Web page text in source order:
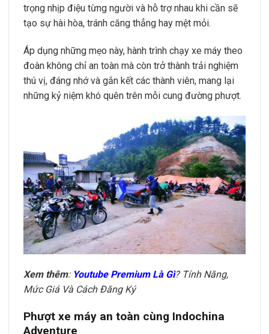
trọng nhịp điệu từng người và hỗ trợ nhau khi cần sẽ
tạo sự hài hòa, tránh căng thẳng hay mệt mỏi.
Áp dụng những mẹo này, hành trình chạy xe máy theo
đoàn không chỉ an toàn mà còn trở thành trải nghiệm
thú vị, đáng nhớ và gắn kết các thành viên, mang lại
những kỷ niệm khó quên trên mỗi cung đường phượt.
Xem thêm: Youtube Premium Là Gì? Tính Năng,
Mức Giá Và Cách Đăng Ký
Phượt xe máy an toàn cùng Indochina
Adventure